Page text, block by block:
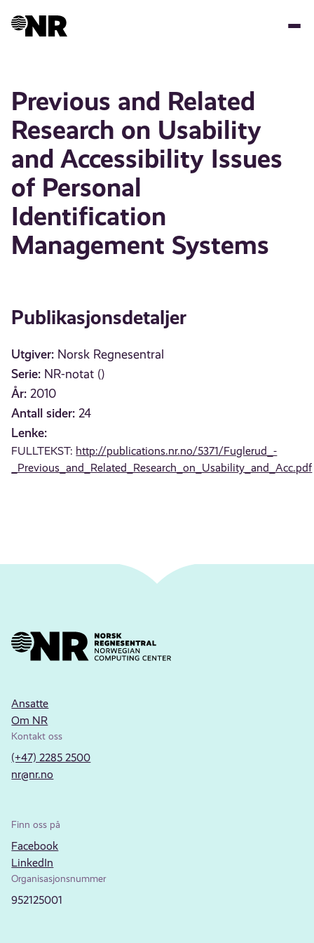
Previous and Related
Research on Usability
and Accessibility Issues
of Personal
Identification
Management Systems
Publikasjonsdetaljer
Utgiver: Norsk Regnesentral
Serie: NR-notat ()
År: 2010
Antall sider: 24
Lenke:
FULLTEKST: http://publications.nr.no/5371/Fuglerud_-
_Previous_and_Related_Research_on_Usability_and_Acc.pdf
Ansatte
Om NR
Kontakt oss
(+47) 2285 2500
nr@nr.no
Finn oss på
Facebook
LinkedIn
Organisasjonsnummer
952125001